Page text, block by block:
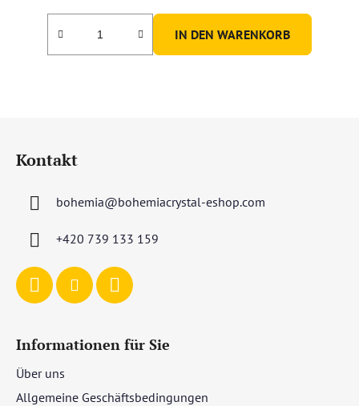
IN DEN WARENKORB
Kontakt
bohemia@bohemiacrystal-eshop.com
+420 739 133 159
Informationen für Sie
Über uns
Allgemeine Geschäftsbedingungen